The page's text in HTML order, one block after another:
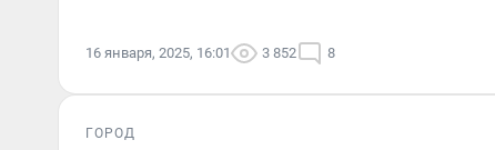
16 января, 2025, 16:01 3 852 8
ГОРОД